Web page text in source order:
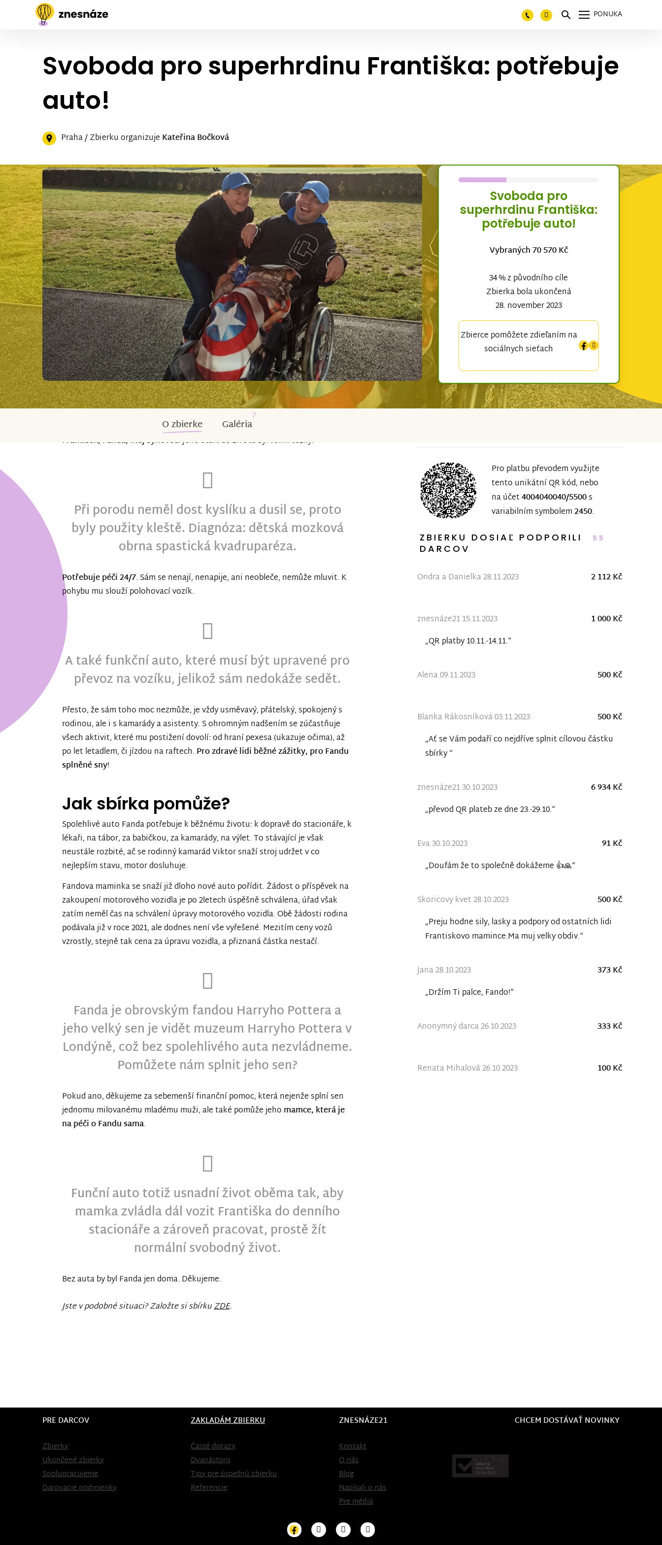
PONUKA
Svoboda pro superhrdinu Františka: potřebuje
auto!
Praha / Zbierku organizuje Kateřina Bočková
Svoboda pro
superhrdinu Františka:
potřebuje auto!
Vybraných 70 570 Kč
34 % z původního cíle
Zbierka bola ukončená
28. november 2023
Zbierce pomôžete zdieľaním na
sociálnych sieťach
O zbierke Galéria
7
František, Fanda, můj synovec.Jeho start do života byl velmi těžký.
Při porodu neměl dost kyslíku a dusil se, proto
byly použity kleště. Diagnóza: dětská mozková
obrna spastická kvadruparéza.
Potřebuje péči 24/7. Sám se nenají, nenapije, ani neobleče, nemůže mluvit. K
pohybu mu slouží polohovací vozík.
A také funkční auto, které musí být upravené pro
převoz na vozíku, jelikož sám nedokáže sedět.
Přesto, že sám toho moc nezmůže, je vždy usměvavý, přátelský, spokojený s
rodinou, ale i s kamarády a asistenty. S ohromným nadšením se zúčastňuje
všech aktivit, které mu postižení dovolí: od hraní pexesa (ukazuje očima), až
po let letadlem, či jízdou na raftech. Pro zdravé lidi běžné zážitky, pro Fandu
splněné sny!
Jak sbírka pomůže?
Spolehlivé auto Fanda potřebuje k běžnému životu: k dopravě do stacionáře, k
lékaři, na tábor, za babičkou, za kamarády, na výlet. To stávající je však
neustále rozbité, ač se rodinný kamarád Viktor snaží stroj udržet v co
nejlepším stavu, motor dosluhuje.
Fandova maminka se snaží již dloho nové auto pořídit. Žádost o příspěvek na
zakoupení motorového vozidla je po 2letech úspěšně schválena, úřad však
zatím neměl čas na schválení úpravy motorového vozidla. Obě žádosti rodina
podávala již v roce 2021, ale dodnes není vše vyřešené. Mezitím ceny vozů
vzrostly, stejně tak cena za úpravu vozidla, a přiznaná částka nestačí.
Fanda je obrovským fandou Harryho Pottera a
jeho velký sen je vidět muzeum Harryho Pottera v
Londýně, což bez spolehlivého auta nezvládneme.
Pomůžete nám splnit jeho sen?
Pokud ano, děkujeme za sebemenší finanční pomoc, která nejenže splní sen
jednomu milovanému mladému muži, ale také pomůže jeho mamce, která je
na péči o Fandu sama.
Funční auto totiž usnadní život oběma tak, aby
mamka zvládla dál vozit Františka do denního
stacionáře a zároveň pracovat, prostě žít
normální svobodný život.
Bez auta by byl Fanda jen doma. Děkujeme.
Jste v podobné situaci? Založte si sbírkuZDE.
Pro platbu převodem využijte
tento unikátní QR kód, nebo
na účet4004040040/5500s
variabilním symbolem2450.
ZBIERKU DOSIAĽ PODPORILI 55
DARCOV
Ondra a Danielka 28.11.2023 2 112 Kč
znesnáze21 15.11.2023
1 000 Kč
„QR platby 10.11.-14.11.“
Alena 09.11.2023 500 Kč
Blanka Rákosníková 03.11.2023
500 Kč
„Ať se Vám podaří co nejdříve splnit cílovou částku
sbírky “
znesnáze21 30.10.2023
6 934 Kč
„převod QR plateb ze dne 23.-29.10.“
Eva 30.10.2023
91 Kč
„Doufám že to společně dokážeme 👍🙏“
Skoricovy kvet 28.10.2023
500 Kč
„Preju hodne sily, lasky a podpory od ostatních lidi
Frantiskovo mamince.Ma muj velky obdiv.“
Jana 28.10.2023
373 Kč
„Držím Ti palce, Fando!“
Anonymný darca 26.10.2023 333 Kč
Renata Mihalová 26.10.2023 100 Kč
PRE DARCOV
Zbierky
Ukončené zbierky
Spolupracujeme
Darovacie podmienky
ZAKLADÁM ZBIERKU
Časté dotazy
Dvanástoro
Tipy pre úspešnú zbierku
Referencie
ZNESNÁZE21
Kontakt
O nás
Blog
Napísali o nás
Pre médiá
CHCEM DOSTÁVAŤ NOVINKY